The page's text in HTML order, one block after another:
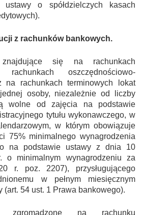
o spółdzielczych kasach
z rachunków bankowych.
się na rachunkach
rachunkach oszczędnościowo-
na rachunkach terminowych lokat
osoby, niezależnie od liczby
wolne od zajęcia na podstawie
tytułu wykonawczego, w
w którym obowiązuje
75% minimalnego wynagrodzenia
na podstawie ustawy z dnia 10
o minimalnym wynagrodzeniu za
r. poz. 2207), przysługującego
w pełnym miesięcznym
(art. 54 ust. 1 Prawa bankowego).
zgromadzone na rachunku